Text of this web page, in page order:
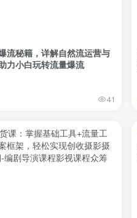
流秘籍，详解自然流运营与
力小白玩转流量爆流
41